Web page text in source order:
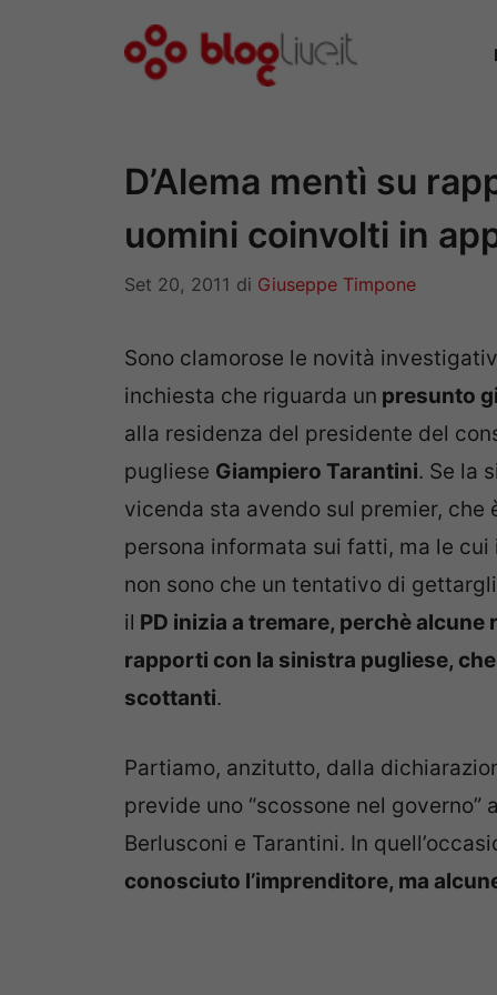
D’Alema mentì su
uomini coinvolti in
Set 20, 2011 di Giuseppe Timpone
Sono clamorose le novità
inchiesta che riguarda un presunto
alla residenza del presidente del
pugliese Giampiero Tarantini. Se la
vicenda sta avendo sul premier,
persona informata sui fatti, ma le
non sono che un tentativo di
il PD inizia a tremare, perchè
rapporti con la sinistra pugliese,
scottanti.
Partiamo, anzitutto, dalla
previde uno “scossone nel
Berlusconi e Tarantini. In
conosciuto l’imprenditore, ma